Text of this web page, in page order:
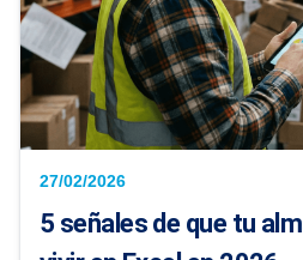
27/02/2026
5 señales de que tu